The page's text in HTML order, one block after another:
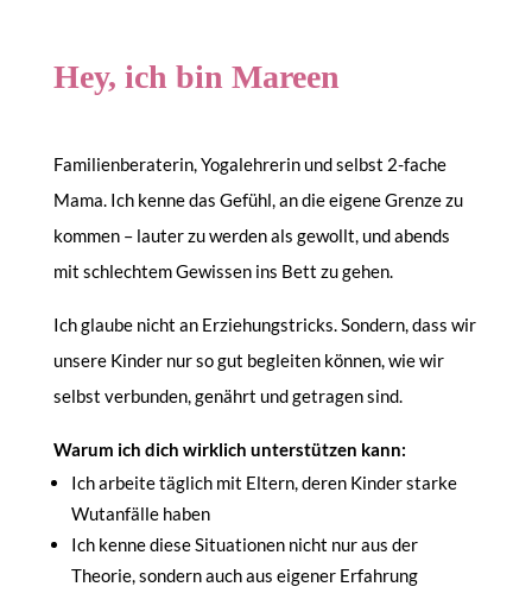
Hey, ich bin Mareen
Familienberaterin, Yogalehrerin und selbst 2-fache
Mama. Ich kenne das Gefühl, an die eigene Grenze zu
kommen – lauter zu werden als gewollt, und abends
mit schlechtem Gewissen ins Bett zu gehen.
Ich glaube nicht an Erziehungstricks. Sondern, dass wir
unsere Kinder nur so gut begleiten können, wie wir
selbst verbunden, genährt und getragen sind.
Warum ich dich wirklich unterstützen kann:
Ich arbeite täglich mit Eltern, deren Kinder starke
Wutanfälle haben
Ich kenne diese Situationen nicht nur aus der
Theorie, sondern auch aus eigener Erfahrung